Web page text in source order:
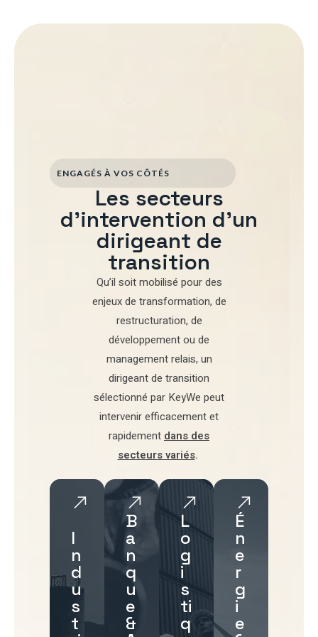
ENGAGÉS À VOS CÔTÉS
Les secteurs
d'intervention d'un
dirigeant de
transition
Qu’il soit mobilisé pourdes
enjeux de transformation, de
restructuration, de
développementou de
management relais, un
dirigeant de transition
sélectionné par KeyWe peut
intervenir efficacement et
rapidement dans des
secteurs variés.
I
n
d
u
s
t
B
a
n
q
u
e
&
L
o
g
i
s
ti
q
É
n
e
r
g
i
e